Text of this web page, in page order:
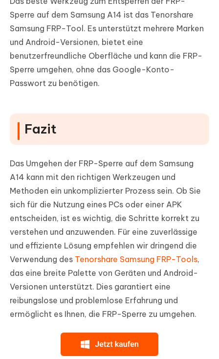
Sperre auf dem Samsung A14 ist das Tenorshare
Samsung FRP-Tool. Es unterstützt mehrere Marken
und Android-Versionen, bietet eine
benutzerfreundliche Oberfläche und kann die FRP-
Sperre umgehen, ohne das Google-Konto-
Passwort zu benötigen.
Fazit
Das Umgehen der FRP-Sperre auf dem Samsung
A14 kann mit den richtigen Werkzeugen und
Methoden ein unkomplizierter Prozess sein. Ob Sie
sich für die Nutzung eines PCs oder einer APK
entscheiden, ist es wichtig, die Schritte korrekt zu
verstehen und anzuwenden. Für eine zuverlässige
und effiziente Lösung empfehlen wir dringend die
Verwendung des Tenorshare Samsung FRP-Tools,
das eine breite Palette von Geräten und Android-
Versionen unterstützt. Dies garantiert eine
reibungslose und problemlose Erfahrung und
ermöglicht es Ihnen, die FRP-Sperre zu umgehen.